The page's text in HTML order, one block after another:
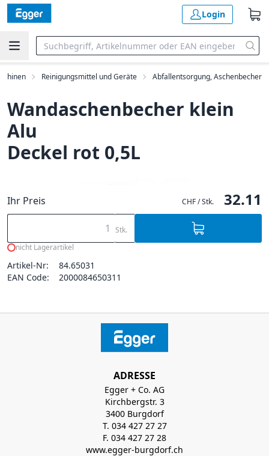
Login
Reinigungsmittel und Geräte Abfallentsorgung, Aschenbecher
Wandaschenbecher klein
Alu
Deckel rot 0,5L
Ihr Preis CHF / Stk. 32.11
Stk.
nicht Lagerartikel
Artikel-Nr:
84.65031
EAN Code:
2000084650311
ADRESSE
Egger + Co. AG
Kirchbergstr. 3
3400 Burgdorf
T. 034 427 27 27
F. 034 427 27 28
www.egger-burgdorf.ch